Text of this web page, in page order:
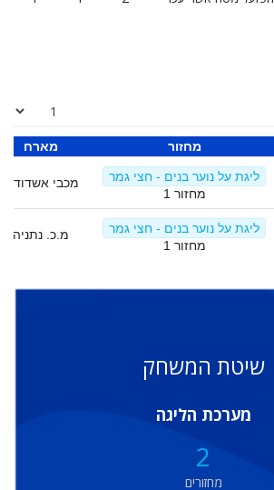
מארח מחזור
מכבי אשדוד 1
ליגת על נוער בנים - חצי גמר
מחזור 1
מ.כ. נתניה
ליגת על נוער בנים - חצי גמר
מחזור 1
שיטת המשחק
מערכת הליגה
2
מחזורים